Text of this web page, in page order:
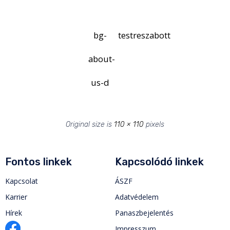
bg-
about-
us-d
testreszabott
Original size is 110 × 110 pixels
Fontos linkek
Kapcsolat
Karrier
Hírek
Kapcsolódó linkek
ÁSZF
Adatvédelem
Panaszbejelentés